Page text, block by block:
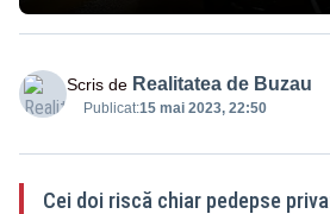
Scris de Realitatea de Buzau
Publicat:15 mai 2023, 22:50
Cei doi riscă chiar pedepse